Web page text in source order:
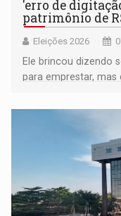
'erro de
patrimônio de
Eleições 2026
Ele brincou dizendo
para emprestar, mas